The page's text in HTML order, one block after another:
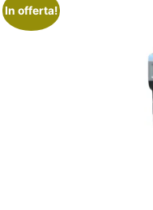
In offerta!